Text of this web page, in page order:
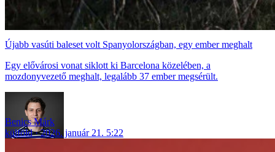
Újabb vasúti baleset volt Spanyolországban, egy ember meghalt
Egy elővárosi vonat siklott ki Barcelona közelében, a
mozdonyvezető meghalt, legalább 37 ember megsérült.
Benics Márk
külföld
2026. január 21. 5:22